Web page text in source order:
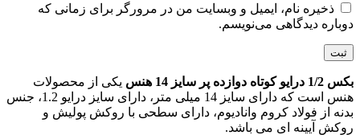
ذخیره نام، ایمیل و وبسایت من در مرورگر برای زمانی که
دوباره دیدگاهی می‌نویسم.
بکس 1/2 درایو کوتاه دوازده پر سایز 14 هنس
یکی از محصولات
هنس است که دارای سایز 14 میلی متر، دارای سایز درایو 1.2، جنس
بدنه از فولاد کروم وانادیوم، دارای سطحی با روکش پولیش و
روکش آیینه ای می باشد.